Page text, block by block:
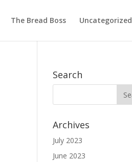
The Bread Boss Uncategorized
Search
Archives
July 2023
June 2023